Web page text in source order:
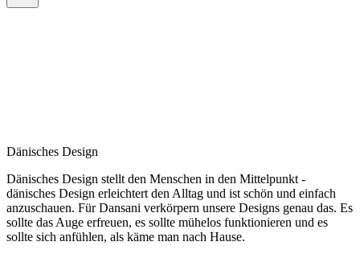
Dänisches Design
Dänisches Design stellt den Menschen in den Mittelpunkt -
dänisches Design erleichtert den Alltag und ist schön und einfach